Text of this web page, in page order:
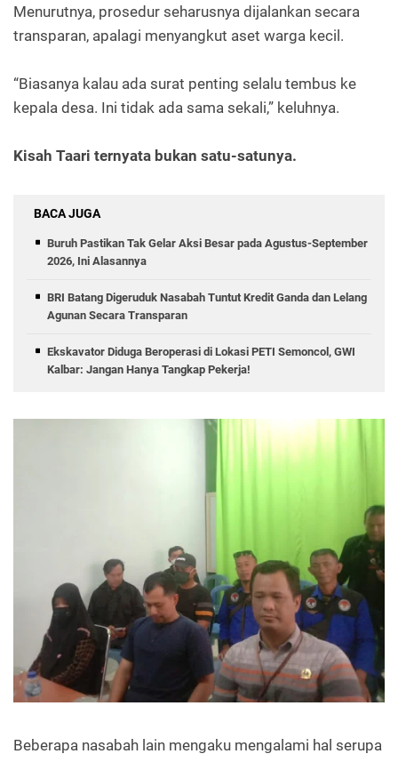
Menurutnya, prosedur seharusnya dijalankan secara
transparan, apalagi menyangkut aset warga kecil.
“Biasanya kalau ada surat penting selalu tembus ke
kepala desa. Ini tidak ada sama sekali,” keluhnya.
Kisah Taari ternyata bukan satu-satunya.
BACA JUGA
Buruh Pastikan Tak Gelar Aksi Besar pada Agustus-September
2026, Ini Alasannya
BRI Batang Digeruduk Nasabah Tuntut Kredit Ganda dan Lelang
Agunan Secara Transparan
Ekskavator Diduga Beroperasi di Lokasi PETI Semoncol, GWI
Kalbar: Jangan Hanya Tangkap Pekerja!
Beberapa nasabah lain mengaku mengalami hal serupa